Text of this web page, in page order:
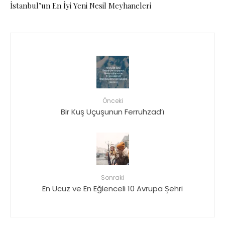
İstanbul’un En İyi Yeni Nesil Meyhaneleri
Önceki
Bir Kuş Uçuşunun Ferruhzad’ı
Sonraki
En Ucuz ve En Eğlenceli 10 Avrupa Şehri